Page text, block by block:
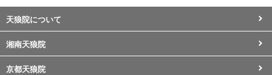
天狼院について
湘南天狼院
京都天狼院